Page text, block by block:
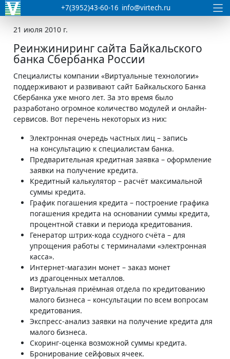
+7(3952)43-60-16 info@virtech.ru
21 июля 2010 г.
Реинжиниринг сайта Байкальского
банка Сбербанка России
Специалисты компании «Виртуальные технологии»
поддерживают и развивают сайт Байкальского Банка
Сбербанка уже много лет. За это время было
разработано огромное количество модулей и онлайн-
сервисов. Вот перечень некоторых из них:
Электронная очередь частных лиц – запись
на консультацию к специалистам банка.
Предварительная кредитная заявка – оформление
заявки на получение кредита.
Кредитный калькулятор – расчёт максимальной
суммы кредита.
График погашения кредита – построение графика
погашения кредита на основании суммы кредита,
процентной ставки и периода кредитования.
Генератор штрих-кода ссудного счёта – для
упрощения работы с терминалами «электронная
касса».
Интернет-магазин монет – заказ монет
из драгоценных металлов.
Виртуальная приёмная отдела по кредитованию
малого бизнеса – консультации по всем вопросам
кредитования.
Экспресс-анализ заявки на получение кредита для
малого бизнеса.
Скоринг-оценка возможной суммы кредита.
Бронирование сейфовых ячеек.